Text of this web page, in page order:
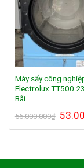
Máy sấy công
Electrolux TT500
Bãi
56.000.000₫